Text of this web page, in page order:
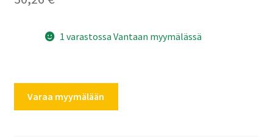
1 varastossa Vantaan myymälässä
Varaa myymälään